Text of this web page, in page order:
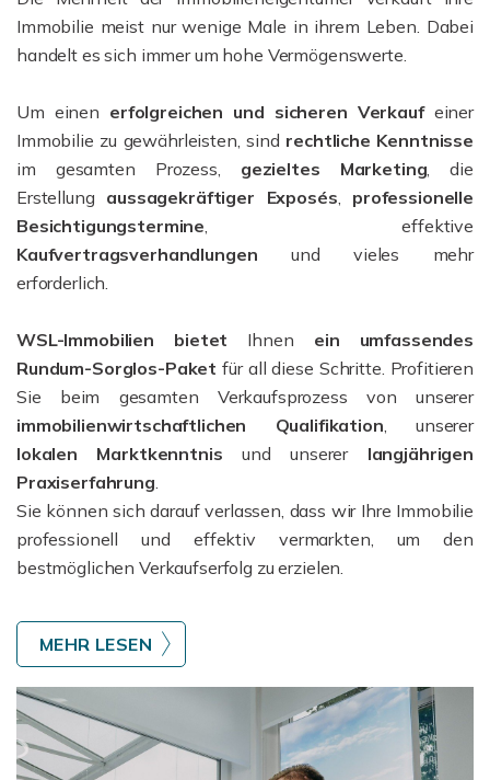
Immobilie meist nur wenige Male in ihrem Leben. Dabei
handelt es sich immer um hohe Vermögenswerte.
Um einen erfolgreichen und sicheren Verkaufeiner
Immobilie zu gewährleisten, sind rechtliche Kenntnisse
im gesamten Prozess, gezieltes Marketing, die
Erstellung aussagekräftiger Exposés, professionelle
Besichtigungstermine, effektive
Kaufvertragsverhandlungen und vieles mehr
erforderlich.
WSL-Immobilien bietet Ihnen ein umfassendes
Rundum-Sorglos-Paket für all diese Schritte. Profitieren
Sie beim gesamten Verkaufsprozess von unserer
immobilienwirtschaftlichen Qualifikation, unserer
lokalen Marktkenntnis und unserer langjährigen
Praxiserfahrung.
Sie können sich darauf verlassen, dass wir Ihre Immobilie
professionell und effektiv vermarkten, um den
bestmöglichen Verkaufserfolg zu erzielen.
MEHR LESEN